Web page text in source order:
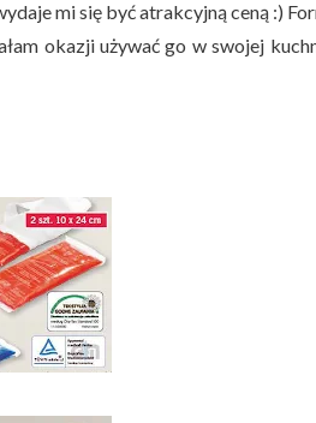
mi się być atrakcyjną ceną :)
okazji używać go w swojej